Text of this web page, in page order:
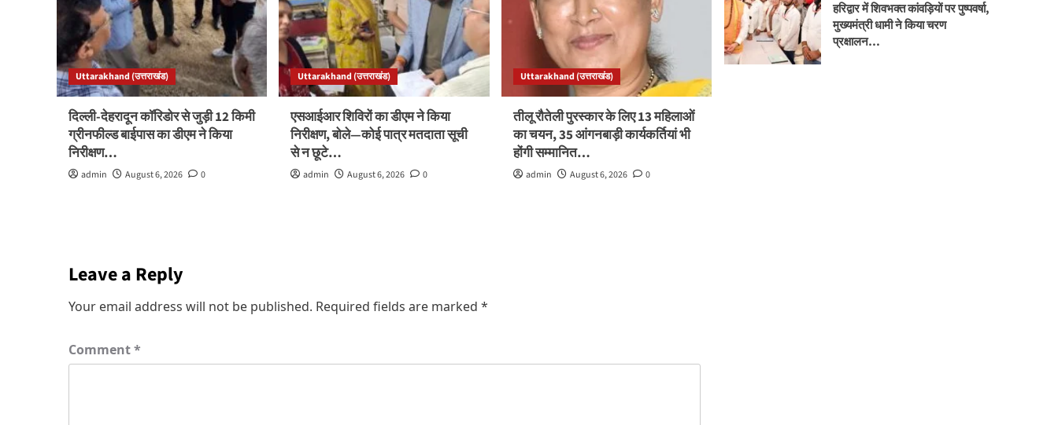
Uttarakhand (उत्तराखंड)
दिल्ली-देहरादून कॉरिडोर से जुड़ी 12 किमी
ग्रीनफील्ड बाईपास का डीएम ने किया
निरीक्षण…
admin August 6, 2026 0
Uttarakhand (उत्तराखंड)
एसआईआर शिविरों का डीएम ने किया
निरीक्षण, बोले—कोई पात्र मतदाता सूची
से न छूटे…
admin August 6, 2026 0
Uttarakhand (उत्तराखंड)
तीलू रौतेली पुरस्कार के लिए 13 महिलाओं
का चयन, 35 आंगनबाड़ी कार्यकर्तियां भी
होंगी सम्मानित…
admin August 6, 2026 0
Leave a Reply
Your email address will not be published. Required fields are marked *
Comment*
हरिद्वार में शिवभक्त कांवड़ियों पर पुष्पवर्षा,
मुख्यमंत्री धामी ने किया चरण
प्रक्षालन…